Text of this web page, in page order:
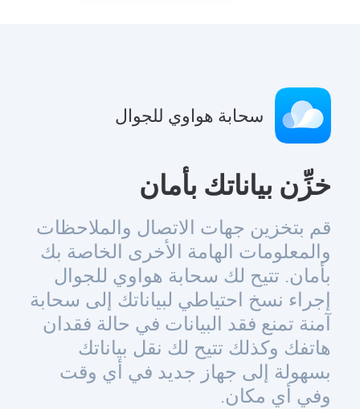
سحابة هواوي للجوال
خزِّن بياناتك بأمان
قم بتخزين جهات الاتصال والملاحظات
والمعلومات الهامة الأخرى الخاصة بك
بأمان. تتيح لك سحابة هواوي للجوال
إجراء نسخ احتياطي لبياناتك إلى سحابة
آمنة تمنع فقد البيانات في حالة فقدان
هاتفك وكذلك تتيح لك نقل بياناتك
بسهولة إلى جهاز جديد في أي وقت
وفي أي مكان.